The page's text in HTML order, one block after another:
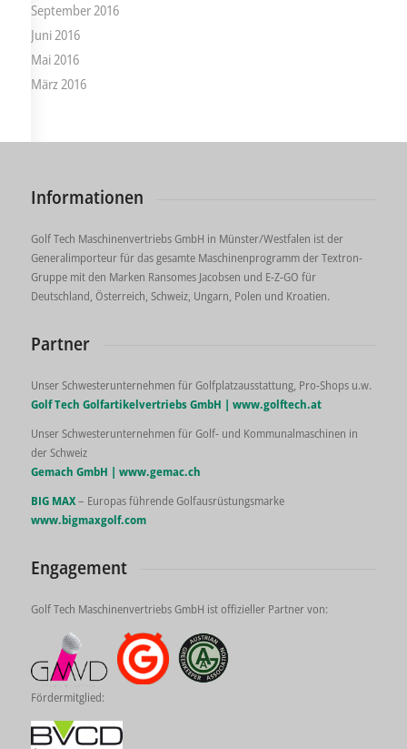
September 2016
Juni 2016
Mai 2016
März 2016
Informationen
Golf Tech Maschinenvertriebs GmbH in Münster/Westfalen ist der
Generalimporteur für das gesamte Maschinenprogramm der Textron-
Gruppe mit den Marken Ransomes Jacobsen und E-Z-GO für
Deutschland, Österreich, Schweiz, Ungarn, Polen und Kroatien.
Partner
Unser Schwesterunternehmen für Golfplatzausstattung, Pro-Shops u.w.
Golf Tech Golfartikelvertriebs GmbH | www.golftech.at
Unser Schwesterunternehmen für Golf- und Kommunalmaschinen in
der Schweiz
Gemach GmbH | www.gemac.ch
BIG MAX– Europas führende Golfausrüstungsmarke
www.bigmaxgolf.com
Engagement
Golf Tech Maschinenvertriebs GmbH ist offizieller Partner von:
Fördermitglied: